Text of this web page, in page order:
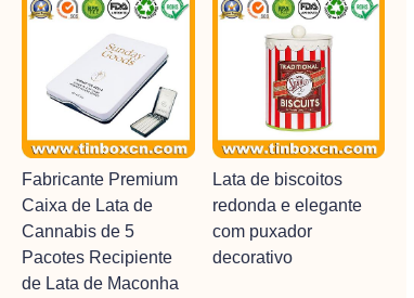
Fabricante Premium
Caixa de Lata de
Cannabis de 5
Pacotes Recipiente
de Lata de Maconha
Lata de biscoitos
redonda e elegante
com puxador
decorativo